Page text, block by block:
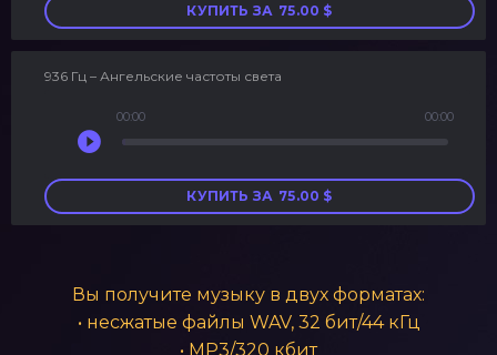
КУПИТЬ ЗА 75.00 $
936 Гц – Ангельские частоты света
Аудиоплеер
00:00 00:00
КУПИТЬ ЗА 75.00 $
Вы получите музыку в двух форматах:
• несжатые файлы WAV, 32 бит/44 кГц
• MP3/320 кбит